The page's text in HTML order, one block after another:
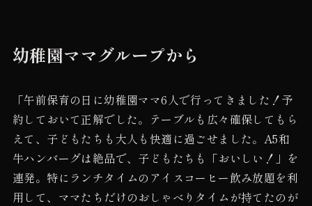
幼稚園ママグループから
「午前保育の日に幼稚園ママ6人で行ってきました！予
約しておいて正解でした。テーブルも広々確保してもら
えて、子どもたちも大人も快適に過ごせました。A5和
牛ハンバーグは絶品で、子どもたちも「おいしい！」を
連発。特にランチタイムのアイスコーヒー飲み放題を利
用して、ママたちだけのおしゃべりタイムが持てたのが